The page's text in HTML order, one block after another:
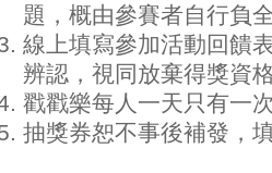
題，概由參賽者自行負
線上填寫參加活動回饋
辨認，視同放棄得獎資
戳戳樂每人一天只有一
抽獎券恕不事後補發，